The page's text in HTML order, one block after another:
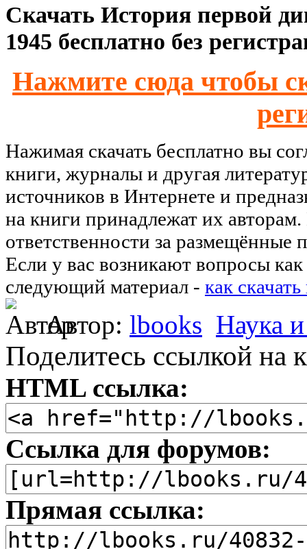
Скачать История первой
1945 бесплатно без
Нажмите сюда чтобы
Нажимая скачать бесплатно вы
книги, журналы и другая
источников в Интернете и
на книги принадлежат их
ответственности за размещённые
Если у вас возникают вопросы как
следующий материал - как
Автор: lbooks Наука
Поделитесь ссылкой на
HTML ссылка:
Ссылка для форумов:
Прямая ссылка: